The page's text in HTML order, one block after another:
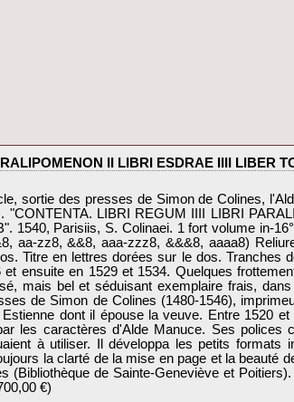
II LIBRI ESDRAE IIII LIBER
sortie des presses de Simon de Colines,
"CONTENTA. LIBRI REGUM IIII LIBRI
1540, Parisiis, S. Colinaei. 1 fort volume in-
aa-zz8, &&8, aaa-zzz8, &&&8, aaaa8)
Titre en lettres dorées sur le dos. Tranches
ensuite en 1529 et 1534. Quelques
mais bel et séduisant exemplaire frais,
de Simon de Colines (1480-1546),
dont il épouse la veuve. Entre 1520
les caractères d'Alde Manuce. Ses polices
à utiliser. Il développa les petits formats
la clarté de la mise en page et la beauté
(Bibliothèque de Sainte-Geneviève et
€)‎